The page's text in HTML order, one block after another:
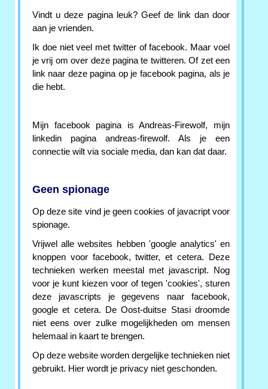
Vindt u deze pagina leuk? Geef de link dan door
aan je vrienden.
Ik doe niet veel met twitter of facebook. Maar voel
je vrij om over deze pagina te twitteren. Of zet een
link naar deze pagina op je facebook pagina, als je
die hebt.
Mijn facebook pagina is Andreas-Firewolf, mijn
linkedin pagina andreas-firewolf. Als je een
connectie wilt via sociale media, dan kan dat daar.
Geen spionage
Op deze site vind je geen cookies of javacript voor
spionage.
Vrijwel alle websites hebben 'google analytics' en
knoppen voor facebook, twitter, et cetera. Deze
technieken werken meestal met javascript. Nog
voor je kunt kiezen voor of tegen 'cookies', sturen
deze javascripts je gegevens naar facebook,
google et cetera. De Oost-duitse Stasi droomde
niet eens over zulke mogelijkheden om mensen
helemaal in kaart te brengen.
Op deze website worden dergelijke technieken niet
gebruikt. Hier wordt je privacy niet geschonden.